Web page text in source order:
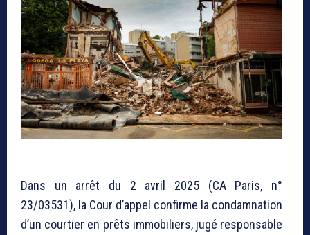
Dans un arrêt du 2 avril 2025 (CA Paris, n°
23/03531), la Cour d’appel confirme la condamnation
d’un courtier en prêts immobiliers, jugé responsable